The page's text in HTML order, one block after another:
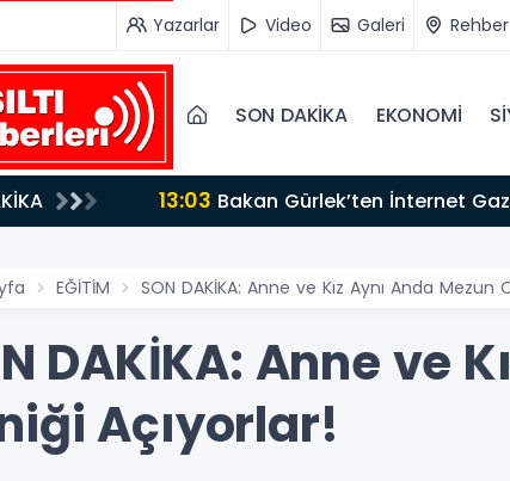
Yazarlar Video Galeri Rehber
SON DAKİKA EKONOMİ
13:03
Düzenlemeye Hazırız"
EĞİTİM SON DAKİKA: Anne ve Kız Aynı Anda Mezun
DAKİKA: Anne ve
Açıyorlar!